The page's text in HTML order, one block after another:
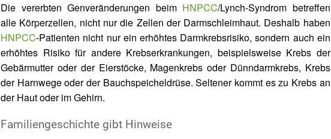
Die vererbten Genveränderungen beim HNPCC/Lynch-Syndrom betreffen
alle Körperzellen, nicht nur die Zellen der Darmschleimhaut. Deshalb haben
HNPCC-Patienten nicht nur ein erhöhtes Darmkrebsrisiko, sondern auch ein
erhöhtes Risiko für andere Krebserkrankungen, beispielsweise Krebs der
Gebärmutter oder der Eierstöcke, Magenkrebs oder Dünndarmkrebs, Krebs
der Harnwege oder der Bauchspeicheldrüse. Seltener kommt es zu Krebs an
der Haut oder im Gehirn.
Familiengeschichte gibt Hinweise